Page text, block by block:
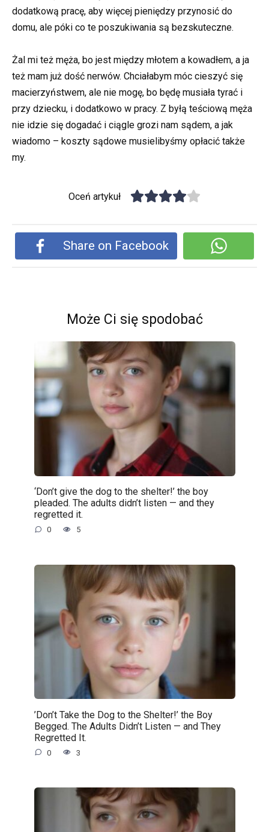
dodatkową pracę, aby więcej pieniędzy przynosić do
domu, ale póki co te poszukiwania są bezskuteczne.
Żal mi też męża, bo jest między młotem a kowadłem, a ja
też mam już dość nerwów. Chciałabym móc cieszyć się
macierzyństwem, ale nie mogę, bo będę musiała tyrać i
przy dziecku, i dodatkowo w pracy. Z byłą teściową męża
nie idzie się dogadać i ciągle grozi nam sądem, a jak
wiadomo – koszty sądowe musielibyśmy opłacić także
my.
Oceń artykuł
Share on Facebook
Może Ci się spodobać
‘Don’t give the dog to the shelter!’ the boy
pleaded. The adults didn’t listen — and they
regretted it.
0 5
’Don’t Take the Dog to the Shelter!’ the Boy
Begged. The Adults Didn’t Listen — and They
Regretted It.
0 3